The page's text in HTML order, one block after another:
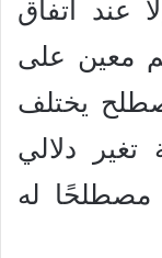
عند اتفاق
معين على
يختلف
تغير دلالي
مصطلحًا له